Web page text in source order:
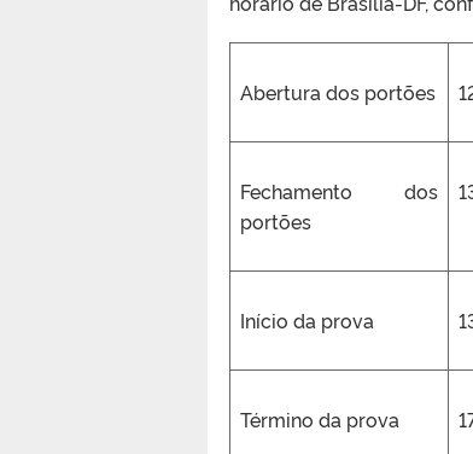
Abertura dos portões
Fechamento dos
portões
Início da prova
Término da prova